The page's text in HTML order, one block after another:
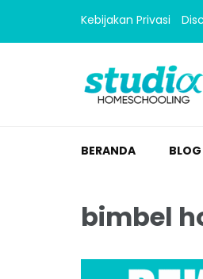
Kebijakan Privasi
BERANDA BLOG
bimbel